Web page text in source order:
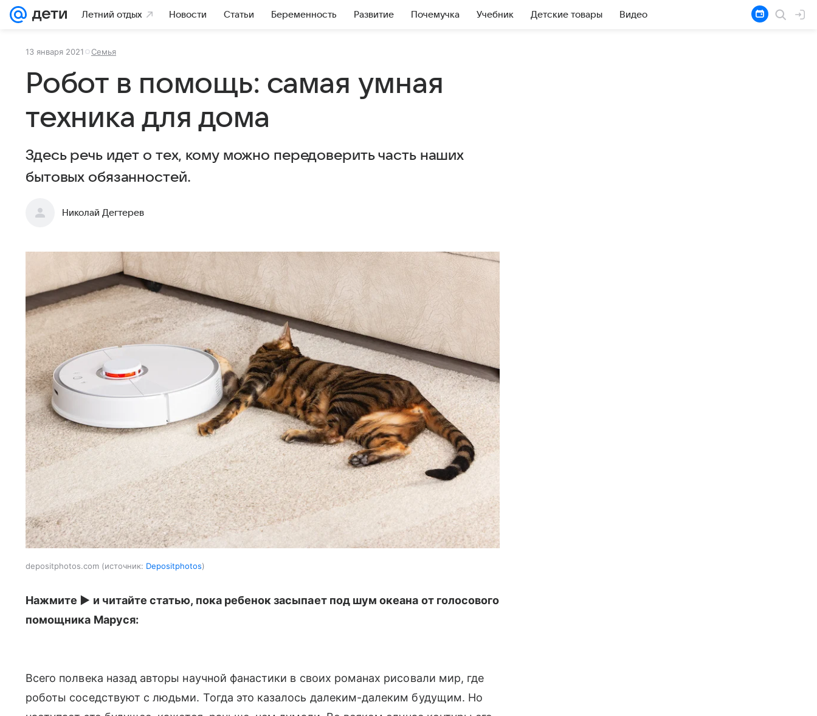
Летний отдых Новости Статьи Беременность Развитие Почемучка Учебник Детские товары Видео
13 января 2021 Семья
Робот в помощь: самая умная
техника для дома
Здесь речь идет о тех, кому можно передоверить часть наших
бытовых обязанностей.
Николай Дегтерев
depositphotos.com источник: Depositphotos
Нажмите ▶️ и читайте статью, пока ребенок засыпает под шум океана от голосового
помощника Маруся:
Всего полвека назад авторы научной фанастики в своих романах рисовали мир, где
роботы соседствуют с людьми. Тогда это казалось далеким-далеким будущим. Но